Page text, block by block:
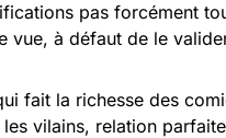
pas forcément
vue, à défaut de le
fait la richesse des
les vilains, relation